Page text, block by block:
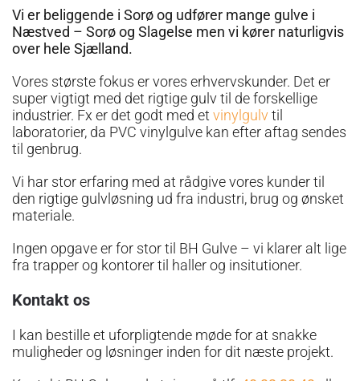
Vi er beliggende i Sorø og udfører mange gulve i
Næstved – Sorø og Slagelse men vi kører naturligvis
over hele Sjælland.
Vores største fokus er vores erhvervskunder. Det er
super vigtigt med det rigtige gulv til de forskellige
industrier. Fx er det godt med et vinylgulvtil
laboratorier, da PVC vinylgulve kan efter aftag sendes
til genbrug.
Vi har stor erfaring med at rådgive vores kunder til
den rigtige gulvløsning ud fra industri, brug og ønsket
materiale.
Ingen opgave er for stor til BH Gulve – vi klarer alt lige
fra trapper og kontorer til haller og insitutioner.
Kontakt os
I kan bestille et uforpligtende møde for at snakke
muligheder og løsninger inden for dit næste projekt.